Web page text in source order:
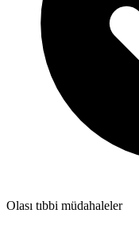
Olası tıbbi müdahaleler